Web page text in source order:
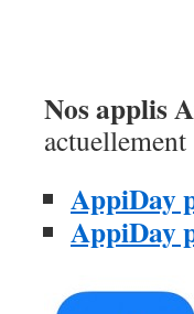
Nos applis
actuellement
AppiDay
AppiDay